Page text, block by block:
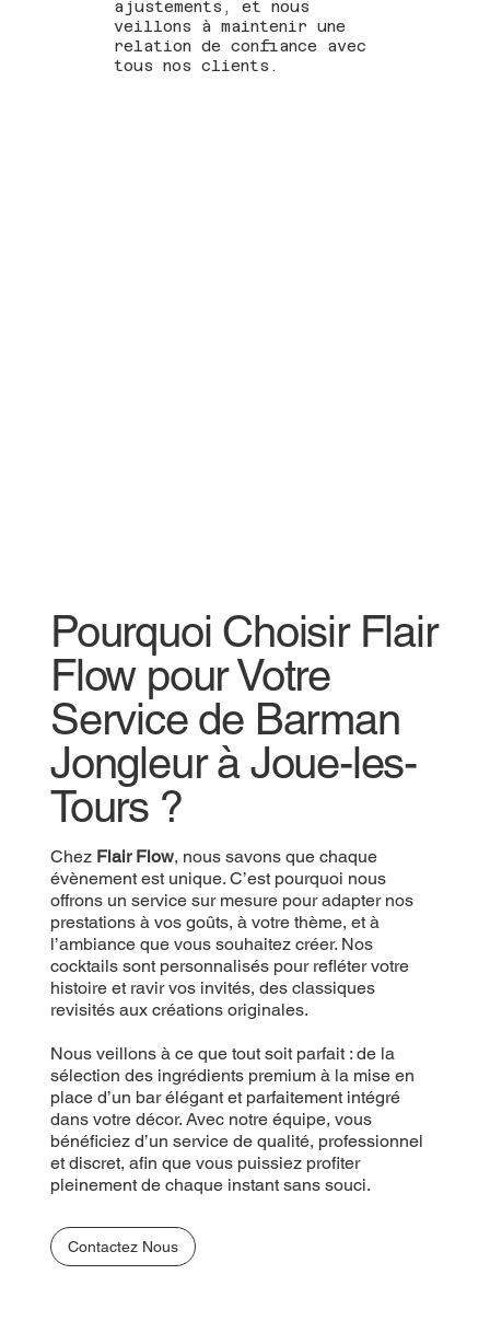
ajustements, et nous
veillons à maintenir une
relation de confiance avec
tous nos clients.
Pourquoi Choisir Flair
Flow pour Votre
Service de Barman
Jongleur à Joue-les-
Tours ?
Chez Flair Flow, nous savons que chaque
évènement est unique. C’est pourquoi nous
offrons un service sur mesure pour adapter nos
prestations à vos goûts, à votre thème, et à
l’ambiance que vous souhaitez créer. Nos
cocktails sont personnalisés pour refléter votre
histoire et ravir vos invités, des classiques
revisités aux créations originales.
Nous veillons à ce que tout soit parfait : de la
sélection des ingrédients premium à la mise en
place d’un bar élégant et parfaitement intégré
dans votre décor. Avec notre équipe, vous
bénéficiez d’un service de qualité, professionnel
et discret, afin que vous puissiez profiter
pleinement de chaque instant sans souci.
Contactez Nous